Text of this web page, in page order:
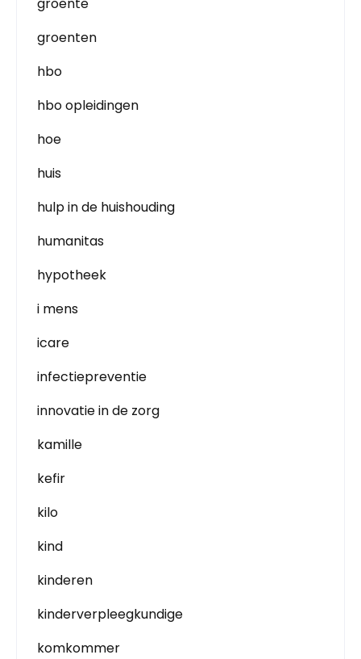
groenten
hbo
hbo opleidingen
hoe
huis
hulp in de huishouding
humanitas
hypotheek
i mens
icare
infectiepreventie
innovatie in de zorg
kamille
kefir
kilo
kind
kinderen
kinderverpleegkundige
komkommer